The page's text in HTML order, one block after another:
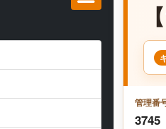
管理番
3745